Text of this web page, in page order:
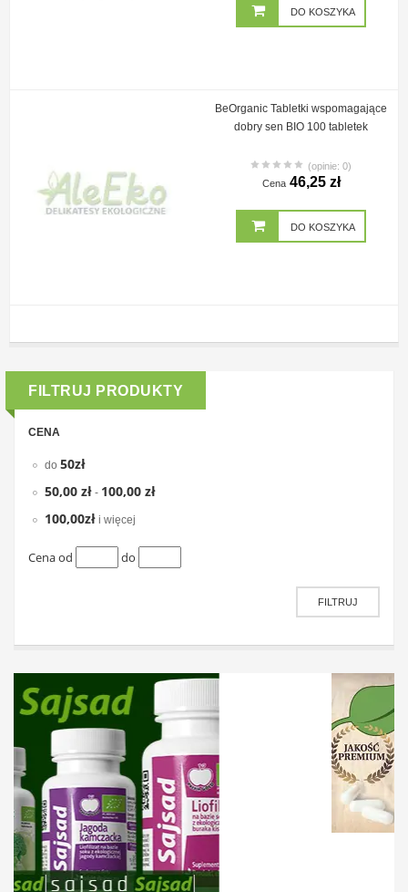
DO KOSZYKA
BeOrganic Tabletki wspomagające
dobry sen BIO 100 tabletek
(opinie: 0)
Cena 46,25 zł
DO KOSZYKA
FILTRUJ PRODUKTY
CENA
do 50zł
50,00 zł - 100,00 zł
100,00zł i więcej
Cena od do
FILTRUJ